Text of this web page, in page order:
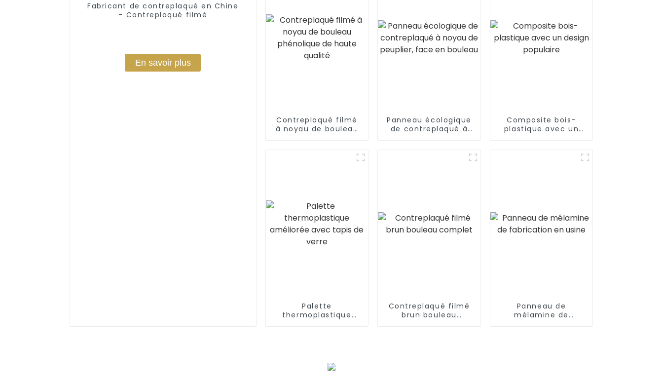
Fabricant de contreplaqué en Chine
- Contreplaqué filmé
En savoir plus
Contreplaqué filmé
à noyau de bouleau
Panneau écologique
de contreplaqué à
Composite bois-
plastique avec un
Palette
thermoplastique
Contreplaqué filmé
brun bouleau
Panneau de
mélamine de